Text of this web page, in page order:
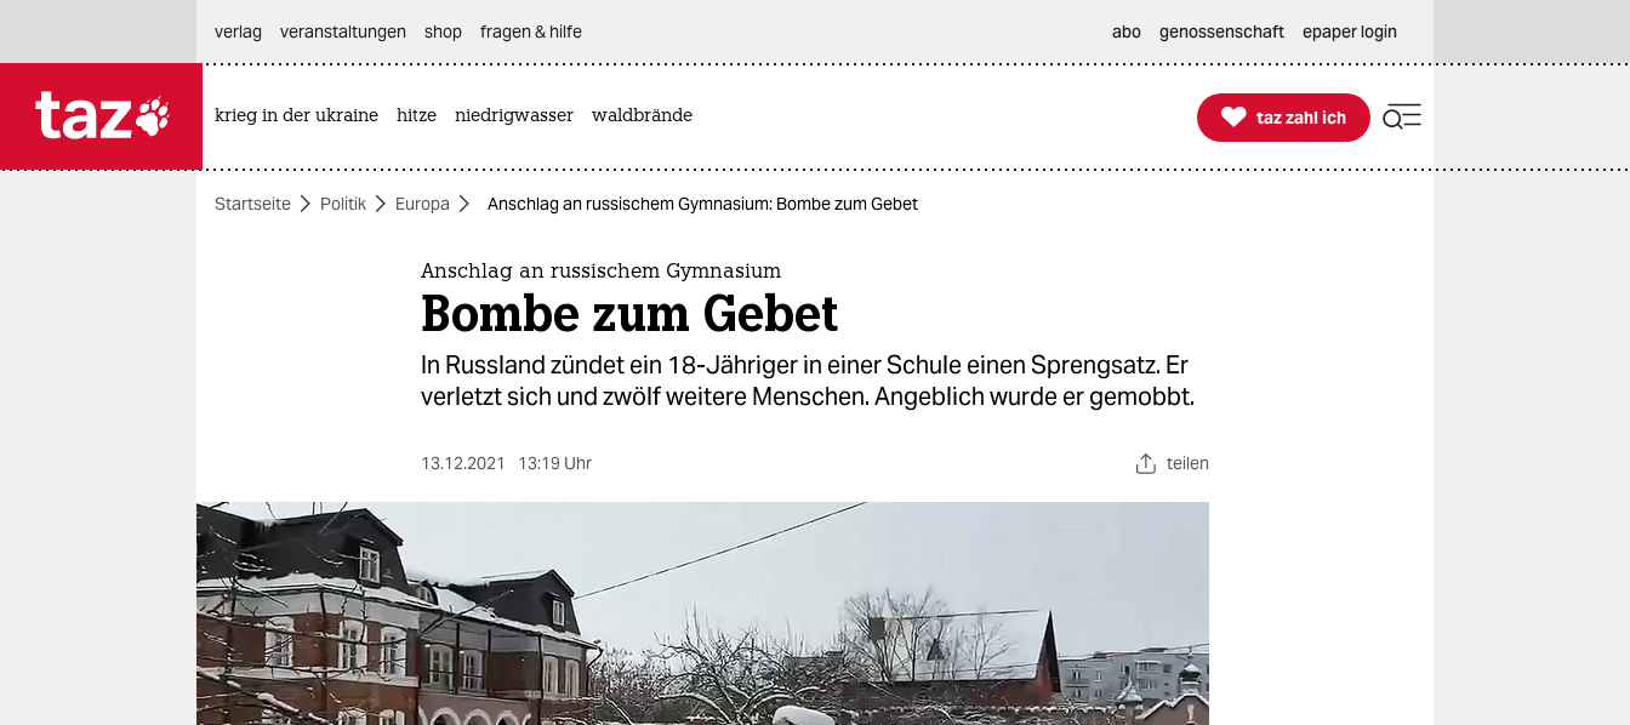
themen
berlin
nord
wahrheit
verlag
verlag
veranstaltungen shop fragen & hilfe abo genossenschaft epaper login
krieg in der ukraine hitze niedrigwasser waldbrände 
taz zahl ich
taz zahl ich
Startseite Politik Europa Anschlag an russischem Gymnasium: Bombe zum Gebet
Anschlag an russischem Gymnasium
Bombe zum Gebet
In Russland zündet ein 18-Jähriger in einer Schule einen Sprengsatz. Er
verletzt sich und zwölf weitere Menschen. Angeblich wurde er gemobbt.
13.12.2021 13:19 Uhr teilen